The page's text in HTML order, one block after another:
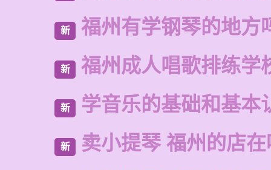
新 福州有学钢琴的地方
新 福州成人唱歌排练学
新 学音乐的基础和基本
新 卖小提琴 福州的店